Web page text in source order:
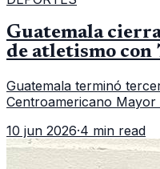
Guatemala
de atletismo con
Guatemala terminó
Centroamericano
de CDAG.
10 jun 2026·4 min read